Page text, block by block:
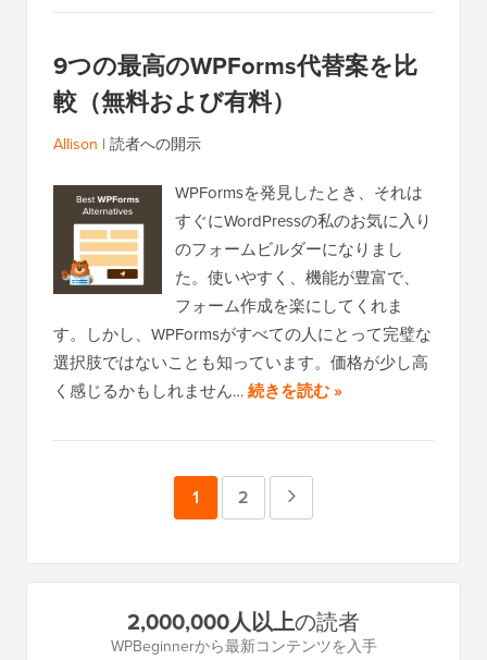
9つの最高のWPForms代替案を比
較（無料および有料）
Allison | 読者への開示
WPFormsを発見したとき、それは
すぐにWordPressの私のお気に入り
のフォームビルダーになりまし
た。使いやすく、機能が豊富で、
フォーム作成を楽にしてくれま
す。しかし、WPFormsがすべての人にとって完璧な
選択肢ではないことも知っています。価格が少し高
く感じるかもしれません…続きを読む »
ペ
ジ
1
ペ
ジ
2
ペ
ー
2,000,000人以上の読者
WPBeginnerから最新コンテンツを入手